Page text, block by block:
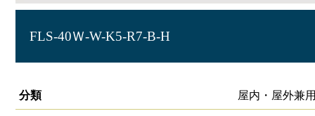
FLS-40Ｗ-W-K5-R7-B-H
分類
屋内・屋外兼